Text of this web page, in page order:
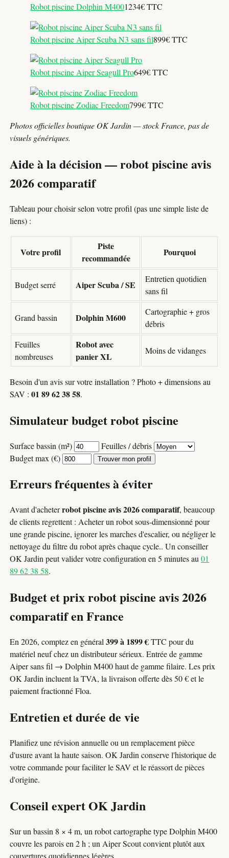
Robot piscine Dolphin M4001234€ TTC
Robot piscine Aiper Scuba N3 sans fil899€ TTC
Robot piscine Aiper Seagull Pro649€ TTC
Robot piscine Zodiac Freedom799€ TTC
Photos officielles boutique OK Jardin — stock France, pas de
visuels génériques.
Aide à la décision — robot piscine avis
2026 comparatif
Tableau pour choisir selon votre profil (pas une simple liste de
liens) :
Votre profil
Piste
recommandée
Pourquoi
Budget serré Aiper Scuba / SE
Entretien quotidien
sans fil
Grand bassin Dolphin M600
Cartographie + gros
débris
Feuilles
nombreuses
Robot avec
panier XL
Moins de vidanges
Besoin d'un avis sur votre installation ? Photo + dimensions au
SAV :01 89 62 38 58.
Simulateur budget robot piscine
Surface bassin (m²)
Feuilles / débris
Budget max (€)
Trouver mon profil
Erreurs fréquentes à éviter
Avant d'acheterrobot piscine avis 2026 comparatif, beaucoup
de clients regrettent : Acheter un robot sous-dimensionné pour
une grande piscine, ignorer les marches d'escalier, ou négliger le
nettoyage du filtre du robot après chaque cycle.. Un conseiller
OK Jardin peut valider votre configuration en 5 minutes au01
89 62 38 58.
Budget et prix robot piscine avis 2026
comparatif en France
En 2026, comptez en général399 à 1899 €TTC pour du
matériel neuf chez un distributeur sérieux. Entrée de gamme
Aiper sans fil → Dolphin M400 haut de gamme filaire. Les prix
OK Jardin incluent la TVA, la livraison offerte dès 50 € et le
paiement fractionné Floa.
Entretien et durée de vie
Planifiez une révision annuelle ou un remplacement pièce
d'usure avant la haute saison. OK Jardin conserve l'historique de
votre commande pour faciliter le SAV et le réassort de pièces
d'origine.
Conseil expert OK Jardin
Sur un bassin 8 × 4 m, un robot cartographe type Dolphin M400
couvre les parois en 2 h ; un Aiper Scout convient plutôt aux
couvertures quotidiennes légères.